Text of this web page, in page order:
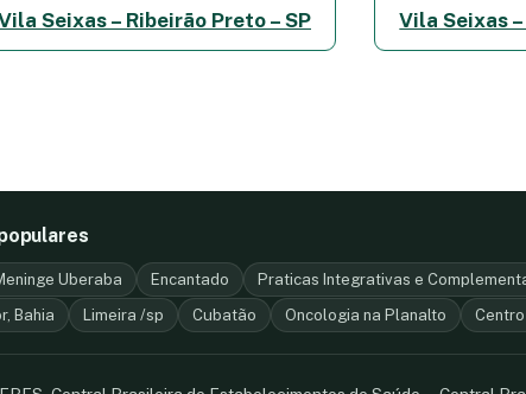
Seixas – Ribeirão Preto – SP
Vila Seixas
Uberaba Encantado Praticas Integrativas e
Bahia
Limeira /sp Cubatão Oncologia na Planalto